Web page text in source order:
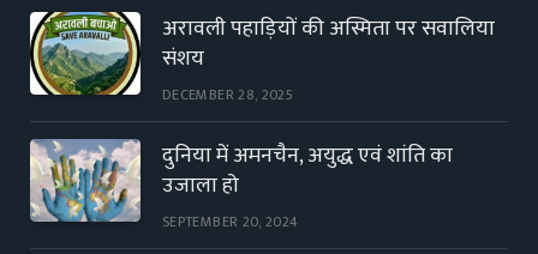
अरावली पहाड़ियों की अस्मिता पर सवालिया
संशय
DECEMBER 28, 2025
दुनिया में अमनचैन, अयुद्ध एवं शांति का
उजाला हो
SEPTEMBER 20, 2024